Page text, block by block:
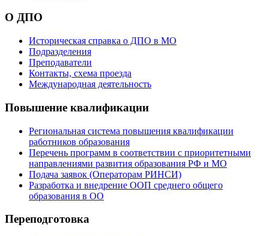
О ДПО
Историческая справка о ДПО в МО
Подразделения
Преподаватели
Контакты, схема проезда
Международная деятельность
Повышение квалификации
Региональная система повышения квалификации
работников образования
Перечень программ в соответствии с приоритетными
направлениями развития образования РФ и МО
Подача заявок (Операторам РИНСИ)
Разработка и внедрение ООП среднего общего
образования в ОО
Переподготовка